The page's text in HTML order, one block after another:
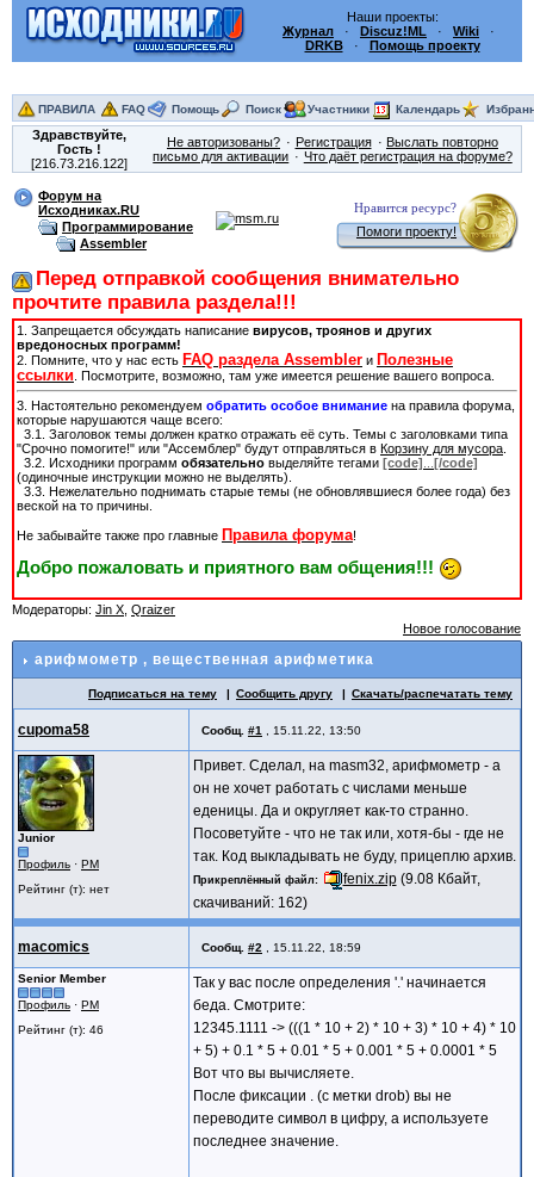
Наши проекты:
Журнал · Discuz!ML · Wiki ·
DRKB· Помощь проекту
ПРАВИЛА FAQ Помощь Поиск Участники Календарь
Здравствуйте,
Гость!
[216.73.216.122]
Не авторизованы? Регистрация
Выслать повторно
письмо для активации
Что даёт регистрация на форуме?
Форум на
Исходниках.RU
Программирование
Assembler
Нравится ресурс?
Помоги проекту!
Перед отправкой сообщения внимательно
прочтите правила раздела!!!
1. Запрещается обсуждать написание вирусов, троянов и других
вредоносных программ!
2. Помните, что у нас есть FAQ раздела Assembler и Полезные
ссылки . Посмотрите, возможно, там уже имеется решение вашего вопроса.
3. Настоятельно рекомендуем обратить особое внимание на правила форума,
которые нарушаются чаще всего:
3.1. Заголовок темы должен кратко отражать её суть. Темы с заголовками типа
"Срочно помогите!" или "Ассемблер" будут отправляться в Корзину для мусора
3.2. Исходники программ обязательно выделяйте тегами [code]
[/code]
(одиночные инструкции можно не выделять).
3.3. Нежелательно поднимать старые темы (не обновлявшиеся более года) без
веской на то причины.
Не забывайте также про главные Правила форума!
Добро пожаловать и приятного вам общения!!!
Модераторы: Jin X Qraizer
Новое голосование
арифмометр , вещественная арифметика
Подписаться на тему Сообщить другу Скачать/распечатать тему
cupoma58 Сообщ. #1 , 15.11.22, 13:50
Junior
Профиль · PM
Рейтинг (т): нет
Привет. Сделал, на masm32, арифмометр - а
он не хочет работать с числами меньше
еденицы. Да и округляет как-то странно.
Посоветуйте - что не так или, хотя-бы - где не
так. Код выкладывать не буду, прицеплю архив.
Прикреплённый файл fenix.zip(9.08 Кбайт,
скачиваний: 162)
macomics Сообщ. #2 , 15.11.22, 18:59
Senior Member
Профиль · PM
Рейтинг (т): 46
Так у вас после определения '.' начинается
беда. Смотрите:
12345.1111 -> (((1 * 10 + 2) * 10 + 3) * 10 + 4) * 10
+ 5) + 0.1 * 5 + 0.01 * 5 + 0.001 * 5 + 0.0001 * 5
Вот что вы вычисляете.
После фиксации . (с метки drob) вы не
переводите символ в цифру, а используете
последнее значение.